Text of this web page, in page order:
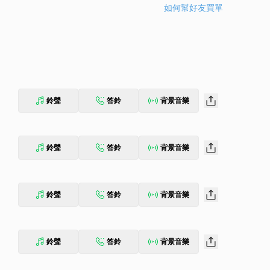
如何幫好友買單
鈴聲 答鈴 背景音樂
鈴聲 答鈴 背景音樂
鈴聲 答鈴 背景音樂
鈴聲 答鈴 背景音樂